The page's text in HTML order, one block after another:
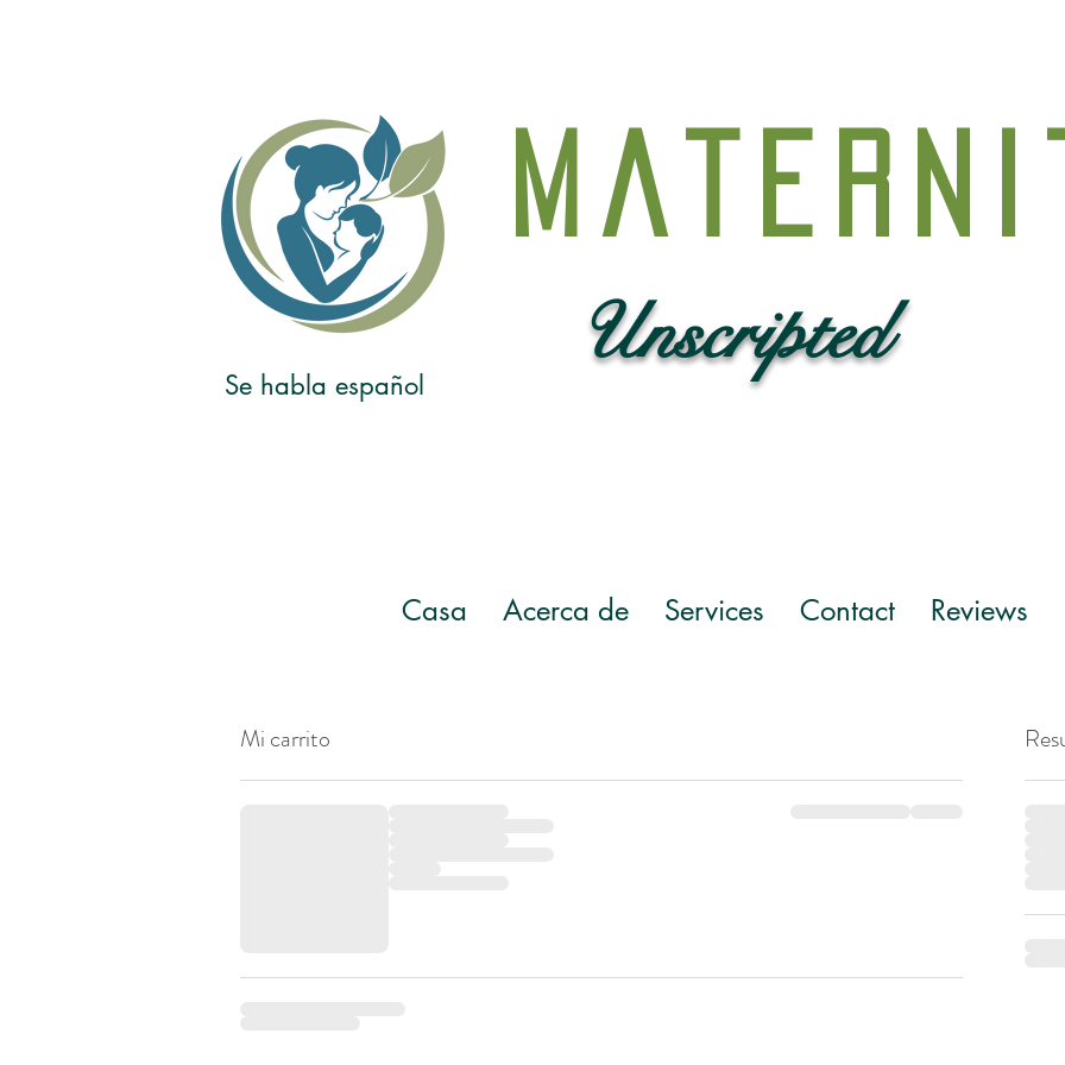
Se habla español
Unscripted
Casa Acerca de Services Contact Reviews
Mi carrito